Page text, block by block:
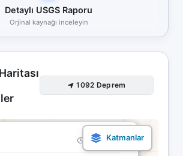
Detaylı USGS Raporu
Orjinal kaynağı inceleyin
1092 Deprem
13.05 23:19
×